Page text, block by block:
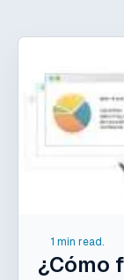
1 min read.
¿Cómo